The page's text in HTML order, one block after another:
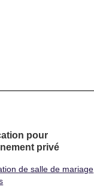
pour
privé
de salle de mariage